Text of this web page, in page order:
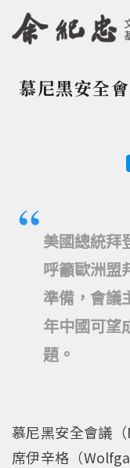
您在這裡
慕尼黑安全
美國總統拜
呼籲歐洲盟
準備，會議
年中國可望
題。
慕尼黑安全會議
席伊辛格（